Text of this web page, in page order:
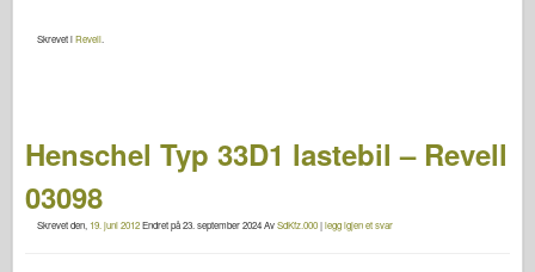
Skrevet iRevell
Henschel Typ 33D1 lastebil – Revell
03098
Skrevet den, 19. juni 2012Endret på23. september 2024AvSdKfz.000|legg igjen et svar